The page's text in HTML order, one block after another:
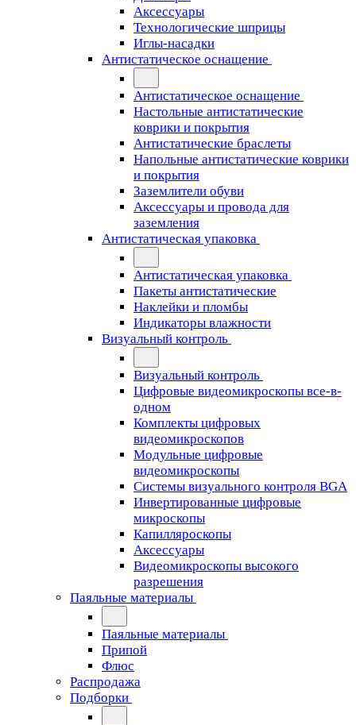
Аксессуары
Технологические шприцы
Иглы-насадки
Антистатическое оснащение
Антистатическое оснащение
Настольные антистатические
коврики и покрытия
Антистатические браслеты
Напольные антистатические коврики
и покрытия
Заземлители обуви
Аксессуары и провода для
заземления
Антистатическая упаковка
Антистатическая упаковка
Пакеты антистатические
Наклейки и пломбы
Индикаторы влажности
Визуальный контроль
Визуальный контроль
Цифровые видеомикроскопы все-в-
одном
Комплекты цифровых
видеомикроскопов
Модульные цифровые
видеомикроскопы
Cистемы визуального контроля BGA
Инвертированные цифровые
микроскопы
Капилляроскопы
Аксессуары
Видеомикроскопы высокого
разрешения
Паяльные материалы
Паяльные материалы
Припой
Флюс
Распродажа
Подборки